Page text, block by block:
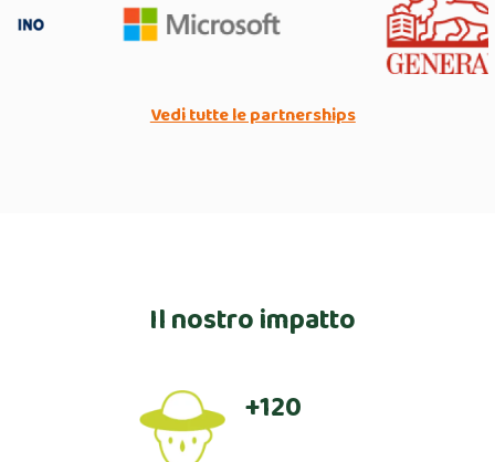
Vedi tutte le partnerships
Il nostro impatto
+120